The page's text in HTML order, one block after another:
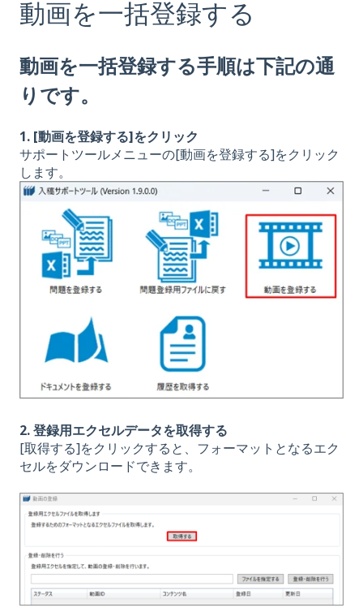
動画を一括登録する
動画を一括登録する手順は下記の通
りです。
1. [動画を登録する]をクリック
サポートツールメニューの[動画を登録する]をクリック
します。
2. 登録用エクセルデータを取得する
[取得する]をクリックすると、フォーマットとなるエク
セルをダウンロードできます。